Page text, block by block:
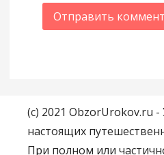
(c) 2021 ObzorUrokov.ru
настоящих
При полном или